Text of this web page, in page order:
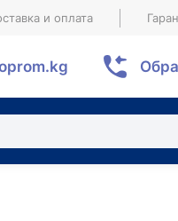
и оплата